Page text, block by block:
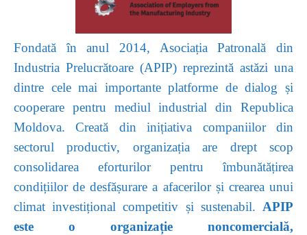
Fondată în anul 2014, Asociația Patronală din
Industria Prelucrătoare (APIP) reprezintă astăzi una
dintre cele mai importante platforme de dialog și
cooperare pentru mediul industrial din Republica
Moldova. Creată din inițiativa companiilor din
sectorul productiv, organizația are drept scop
consolidarea eforturilor pentru îmbunătățirea
condițiilor de desfășurare a afacerilor și crearea unui
climat investițional competitiv și sustenabil. APIP
este o organizație noncomercială,